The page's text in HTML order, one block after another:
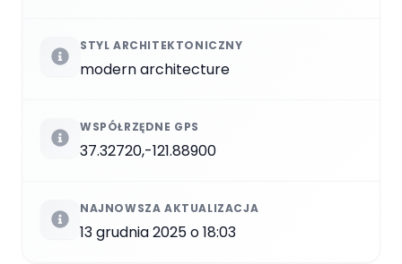
STYL ARCHITEKTONICZNY
modern architecture
WSPÓŁRZĘDNE GPS
37.32720,-121.88900
NAJNOWSZA AKTUALIZACJA
13 grudnia 2025 o 18:03